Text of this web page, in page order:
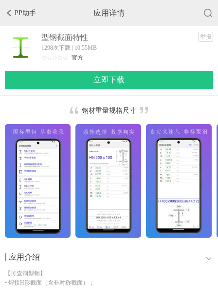
PP助手 应用详情
型钢截面特性
1298次下载 | 10.55MB
官方
举报
立即下载
钢材重量规格尺寸
应用介绍
【可查询型钢】
• 焊接H形截面（含非对称截面）；